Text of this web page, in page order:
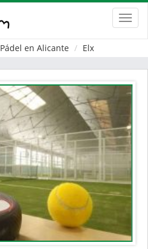
Pádel en Alicante Elx